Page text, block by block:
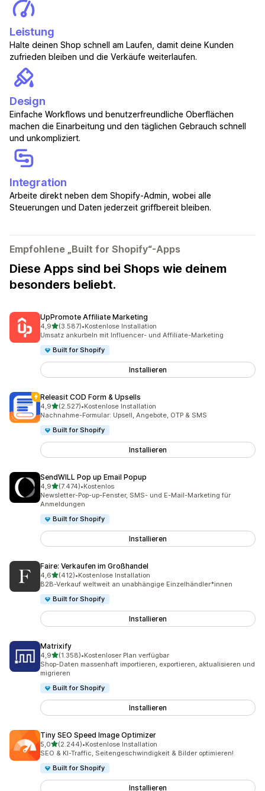
Leistung
Halte deinen Shop schnell am Laufen, damit deine Kunden
zufrieden bleiben und die Verkäufe weiterlaufen.
Design
Einfache Workflows und benutzerfreundliche Oberflächen
machen die Einarbeitung und den täglichen Gebrauch schnell
und unkompliziert.
Integration
Arbeite direkt neben dem Shopify-Admin, wobei alle
Steuerungen und Daten jederzeit griffbereit bleiben.
Empfohlene „Built for Shopify“-Apps
Diese Apps sind bei Shops wie deinem
besonders beliebt.
UpPromote Affiliate Marketing
4,9von 5 Sternen
(3.587)
3587 Rezensionen insgesamt
•Kostenlose Installation
Umsatz ankurbeln mit Influencer- und Affiliate-Marketing
Built for Shopify
Installieren
Releasit COD Form & Upsells
4,9von 5 Sternen
(2.527)
2527 Rezensionen insgesamt
•Kostenlose Installation
Nachnahme-Formular: Upsell, Angebote, OTP & SMS
Built for Shopify
Installieren
SendWILL Pop up Email Popup
4,9von 5 Sternen
(7.474)
7474 Rezensionen insgesamt
•Kostenlos
Newsletter-Pop-up-Fenster, SMS- und E-Mail-Marketing für
Anmeldungen
Built for Shopify
Installieren
Faire: Verkaufen im Großhandel
4,6von 5 Sternen
(412)
412 Rezensionen insgesamt
•Kostenlose Installation
B2B-Verkauf weltweit an unabhängige Einzelhändler*innen
Built for Shopify
Installieren
Matrixify
4,9von 5 Sternen
(1.358)
1358 Rezensionen insgesamt
•Kostenloser Plan verfügbar
Shop-Daten massenhaft importieren, exportieren, aktualisieren und
migrieren
Built for Shopify
Installieren
Tiny SEO Speed Image Optimizer
5,0von 5 Sternen
(2.244)
2244 Rezensionen insgesamt
•Kostenlose Installation
SEO & KI-Traffic, Seitengeschwindigkeit & Bilder optimieren!
Built for Shopify
Installieren